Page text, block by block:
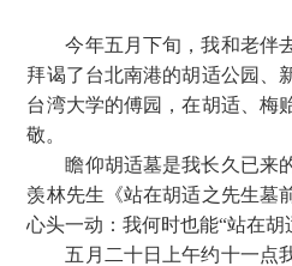
今年五月下旬，我和老伴
拜谒了台北南港的胡适公园、
台湾大学的傅园，在胡适、梅
敬。
瞻仰胡适墓是我长久已来
羡林先生《站在胡适之先生墓
心头一动：我何时也能“站在胡
五月二十日上午约十一点